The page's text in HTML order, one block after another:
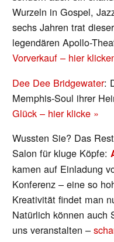
Wurzeln in Gospel,
sechs Jahren trat
legendären Apollo-
Vorverkauf – hier
Dee Dee Bridgewater:
Memphis-Soul ihrer
Glück – hier klicke »
Wussten Sie? Das
Salon für kluge Köpfe:
kamen auf Einladung
Konferenz – eine so
Kreativität findet man
Natürlich können auch
uns veranstalten –